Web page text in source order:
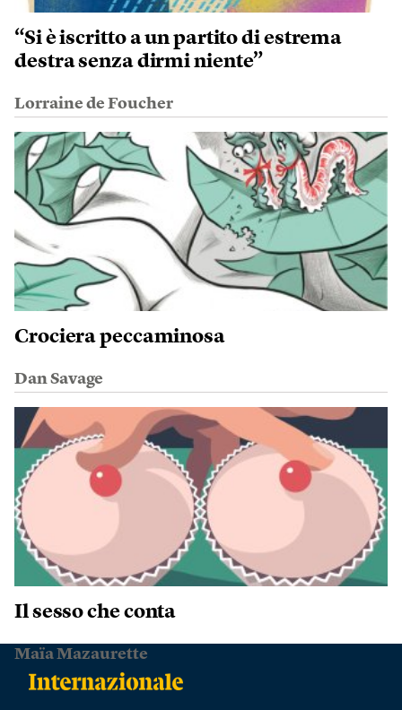
“Si è iscritto a un partito di estrema
destra senza dirmi niente”
Lorraine de Foucher
Crociera peccaminosa
Dan Savage
Il sesso che conta
Maïa Mazaurette